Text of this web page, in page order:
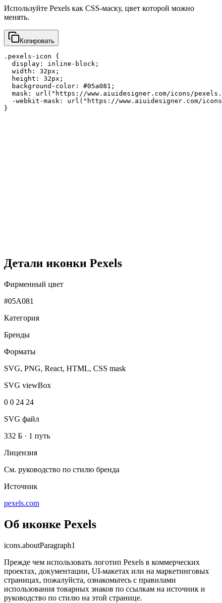
Используйте Pexels как CSS-маску, цвет которой можно
менять.
Копировать
.pexels-icon {
  display: inline-block;
  width: 32px;
  height: 32px;
  background-color: #05a081;
mask: url("https://www.aiuidesigner.com/icons/
-webkit-mask: url("https://www.aiuidesigner.com/
}
Детали иконки Pexels
Фирменный цвет
#05A081
Категория
Бренды
Форматы
SVG, PNG, React, HTML, CSS mask
SVG viewBox
0 0 24 24
SVG файл
332 Б · 1 путь
Лицензия
См. руководство по стилю бренда
Источник
pexels.com
Об иконке Pexels
icons.aboutParagraph1
Прежде чем использовать логотип Pexels в коммерческих
проектах, документации, UI-макетах или на маркетинговых
страницах, пожалуйста, ознакомьтесь с правилами
использования товарных знаков по ссылкам на источник и
руководство по стилю на этой странице.